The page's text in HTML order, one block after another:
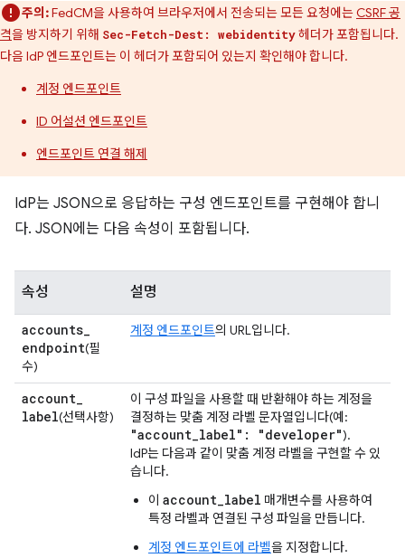
주의:FedCM을 사용하여 브라우저에서 전송되는 모든 요청에는CSRF 공
격을 방지하기 위해 Sec-Fetch-Dest: webidentity헤더가 포함됩니다.
다음 IdP 엔드포인트는 이 헤더가 포함되어 있는지 확인해야 합니다.
계정 엔드포인트
ID 어설션 엔드포인트
엔드포인트 연결 해제
IdP는 JSON으로 응답하는 구성 엔드포인트를 구현해야 합니
다. JSON에는 다음 속성이 포함됩니다.
속성 설명
accounts_
endpoint(필
수)
계정 엔드포인트의 URL입니다.
account_
label(선택사항)
이 구성 파일을 사용할 때 반환해야 하는 계정을
결정하는 맞춤 계정 라벨 문자열입니다(예:
"account_label": "developer").
IdP는 다음과 같이 맞춤 계정 라벨을 구현할 수 있
습니다.
이 account_label 매개변수를 사용하여
특정 라벨과 연결된 구성 파일을 만듭니다.
계정 엔드포인트에 라벨을 지정합니다.